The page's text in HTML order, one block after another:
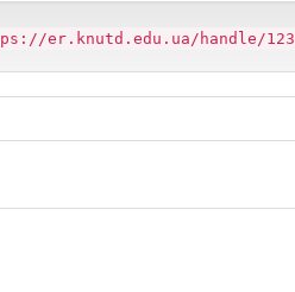
er.knutd.edu.ua/handle/